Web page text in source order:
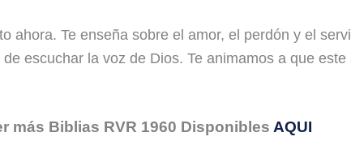
ahora. Te enseña sobre el amor, el perdón y el
escuchar la voz de Dios. Te animamos a que
más Biblias RVR 1960 Disponibles AQUI